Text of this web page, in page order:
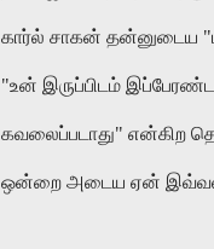
கார்ல் சாகன் தன்னுடைய "
"உன் இருப்பிடம்
கவலைப்படாது" என்கிற
ஒன்றை அடைய ஏன்